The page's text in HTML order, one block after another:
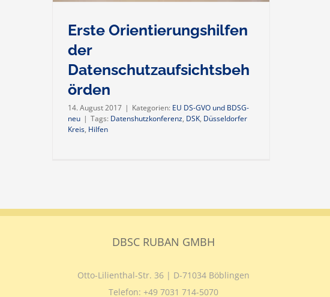
Erste Orientierungshilfen
der
Datenschutzaufsichtsbeh
örden
14. August 2017 | Kategorien: EU DS-GVO und BDSG-
neu | Tags: Datenshutzkonferenz, DSK, Düsseldorfer
Kreis, Hilfen
DBSC RUBAN GMBH
Otto-Lilienthal-Str. 36 | D-71034 Böblingen
Telefon: +49 7031 714-5070